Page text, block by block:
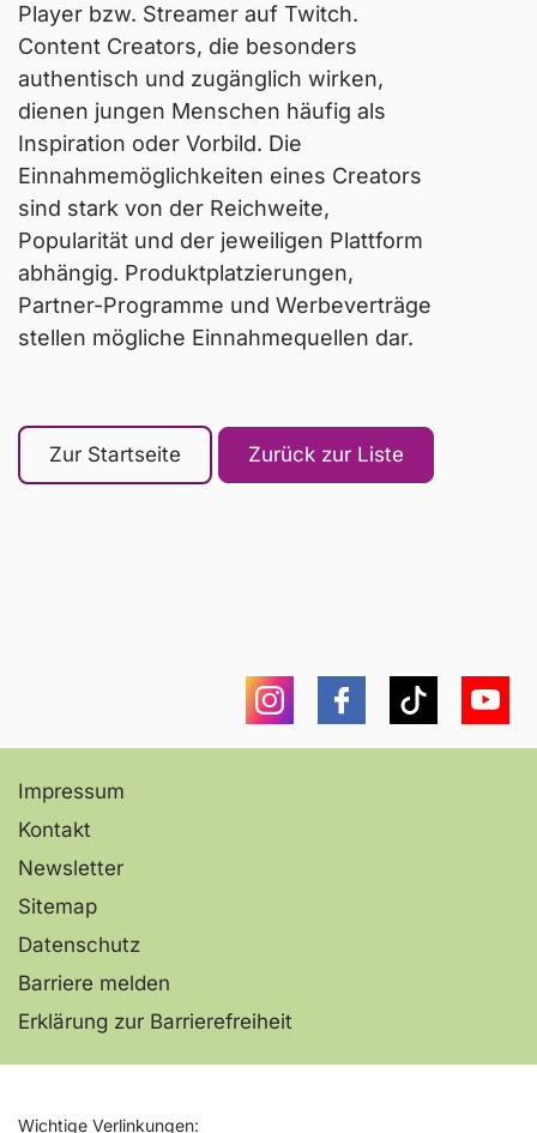
Player bzw. Streamer auf Twitch.
Content Creators, die besonders
authentisch und zugänglich wirken,
dienen jungen Menschen häufig als
Inspiration oder Vorbild. Die
Einnahmemöglichkeiten eines Creators
sind stark von der Reichweite,
Popularität und der jeweiligen Plattform
abhängig. Produktplatzierungen,
Partner-Programme und Werbeverträge
stellen mögliche Einnahmequellen dar.
Zur Startseite Zurück zur Liste
Instagram Facebook Tiktok
Impressum
Kontakt
Newsletter
Sitemap
Datenschutz
Barriere melden
Erklärung zur Barrierefreiheit
Wichtige Verlinkungen: